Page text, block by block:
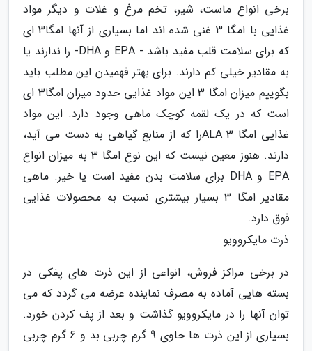
برخی انواع ماست، شیر، تخم مرغ و غلات و دیگر مواد
غذایی با امگا 3 غنی شده اند اما بسیاری از آنها امگا3 ای
که برای سلامت قلب مفید باشد - EPA و DHA- را ندارند یا
به مقادیر خیلی کم دارند. برای بهتر فهمیدن این مطلب باید
بگوییم میزان امگا 3 این مواد غذایی حدود میزان امگا3 ای
است که در یک لقمه کوچک ماهی وجود دارد. این مواد
غذایی امگا 3 ALAرا که از منابع گیاهی به دست می آید،
دارند. هنوز معین نیست که این نوع امگا 3 به میزان انواع
EPA و DHA برای سلامت بدن مفید است یا خیر. ماهی
مقادیر امگا 3 بسیار بیشتری نسبت به محصولات غذایی
فوق دارد.
ذرت مایکروویو
در برخی مراکز فروش، انواعی از این ذرت های پفکی در
بسته هایی آماده به مصرف نماینده عرضه می گردد که می
توان آنها را در مایکروویو گذاشت و بعد از پف کردن خورد.
بسیاری از این ذرت ها حاوی 9 گرم چربی بد و 6 گرم چربی